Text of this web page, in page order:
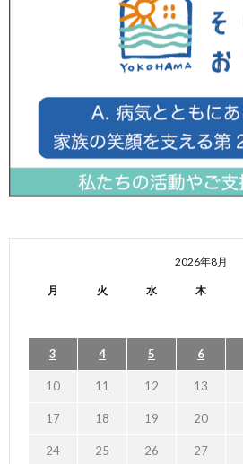
2026年8月
月 火 水 木
3 4 5 6
10 11 12 13
17 18 19 20
24 25 26 27